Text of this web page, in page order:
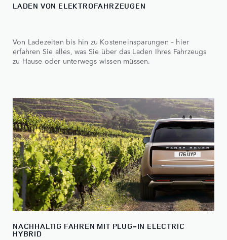
LADEN VON ELEKTROFAHRZEUGEN
Von Ladezeiten bis hin zu Kosteneinsparungen – hier
erfahren Sie alles, was Sie über das Laden Ihres Fahrzeugs
zu Hause oder unterwegs wissen müssen.
NACHHALTIG FAHREN MIT PLUG-IN ELECTRIC
HYBRID